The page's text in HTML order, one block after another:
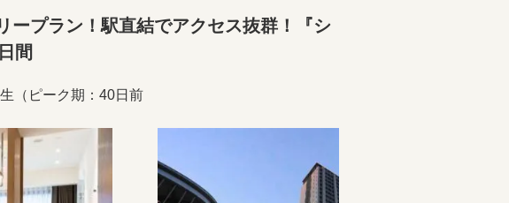
ープラン！駅直結でアクセス抜群！『シ
間
（ピーク期：40日前